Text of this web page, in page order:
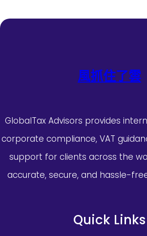
風抓住了雲
GlobalTax Advisors provides
corporate compliance, VAT
support for clients across the
accurate, secure, and hassle-
Quick Links